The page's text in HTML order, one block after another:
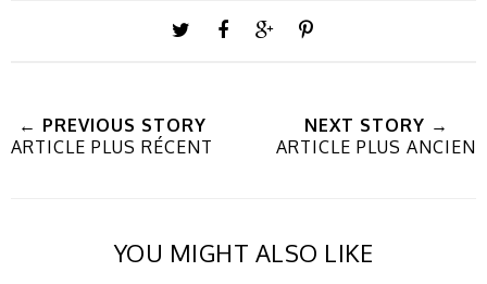
← PREVIOUS STORY
ARTICLE PLUS RÉCENT
NEXT STORY →
ARTICLE PLUS ANCIEN
YOU MIGHT ALSO LIKE